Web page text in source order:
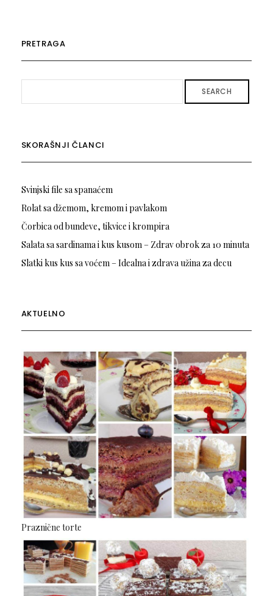
PRETRAGA
SEARCH
SKORAŠNJI ČLANCI
Svinjski file sa spanaćem
Rolat sa džemom, kremom i pavlakom
Čorbica od bundeve, tikvice i krompira
Salata sa sardinama i kus kusom – Zdrav obrok za 10 minuta
Slatki kus kus sa voćem – Idealna i zdrava užina za decu
AKTUELNO
Praznične torte